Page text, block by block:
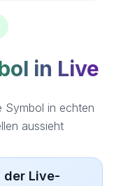
in Live
Symbol in echten
aussieht
der Live-